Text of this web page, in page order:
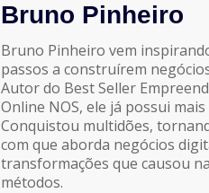
Bruno Pinheiro
Bruno Pinheiro vem
passos a construírem
Autor do Best Seller
Online NOS, ele já possui
Conquistou multidões,
com que aborda negócios
transformações que causou
métodos.